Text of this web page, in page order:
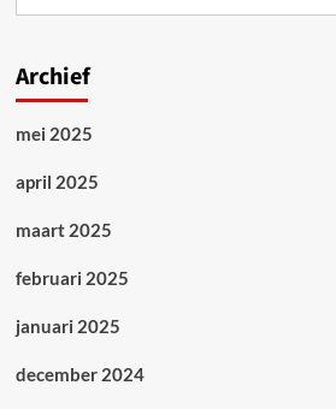
Archief
mei 2025
april 2025
maart 2025
februari 2025
januari 2025
december 2024